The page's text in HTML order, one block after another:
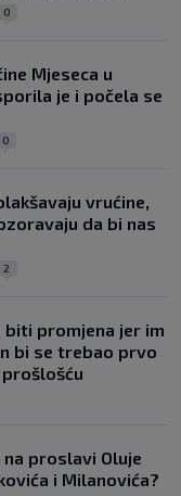
0
Mjeseca u
je i počela se
0
vrućine,
da bi nas
2
biti promjena jer im
bi se trebao prvo
proslavi Oluje
i Milanovića?